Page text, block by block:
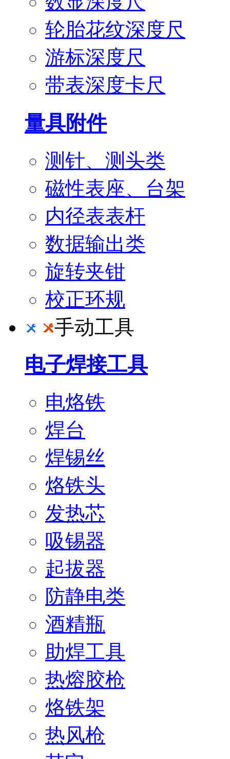
轮胎花纹深度尺
游标深度尺
带表深度卡尺
量具附件
测针、测头类
磁性表座、台架
内径表表杆
数据输出类
旋转夹钳
校正环规
手动工具
电子焊接工具
电烙铁
焊台
焊锡丝
烙铁头
发热芯
吸锡器
起拔器
防静电类
酒精瓶
助焊工具
热熔胶枪
烙铁架
热风枪